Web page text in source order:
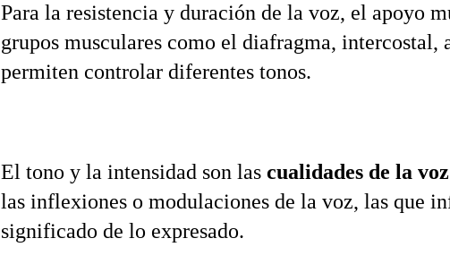
Para la resistencia y duración de la voz, el apoyo
grupos musculares como el diafragma, intercostal,
permiten controlar diferentes tonos.
El tono y la intensidad son las cualidades de la voz
las inflexiones o modulaciones de la voz, las que
significado de lo expresado.